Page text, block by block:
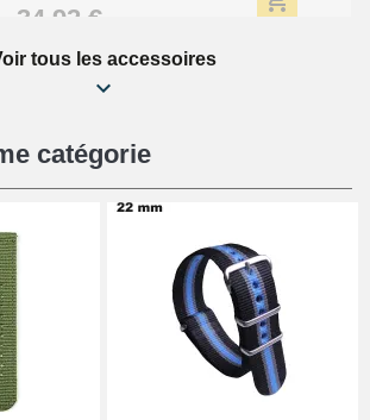
34,92 €
Kit Réparation Montre Débutant
16,90 €
Pied à Coulisse Numérique
26,90 €
tous les accessoires
catégorie